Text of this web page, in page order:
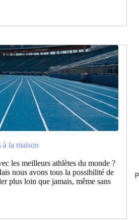
la maison
les meilleurs athlètes du monde ?
nous avons tous la possibilité de
plus loin que jamais, même sans